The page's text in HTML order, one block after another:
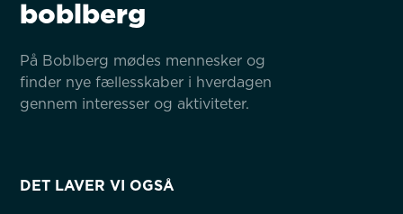
boblberg
På Boblberg mødes mennesker og
finder nye fællesskaber i hverdagen
gennem interesser og aktiviteter.
DET LAVER VI OGSÅ